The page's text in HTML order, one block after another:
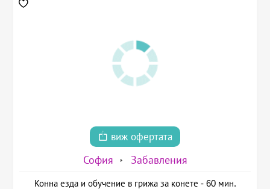
виж офертата
София Забавления
Конна езда и обучение в грижа за конете - 60 мин.